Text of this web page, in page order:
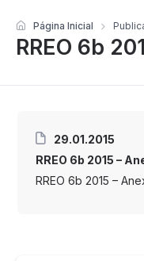
RREO 6b
Página Inicial
29.01.2015
RREO 6b 2015 –
RREO 6b 2015 –